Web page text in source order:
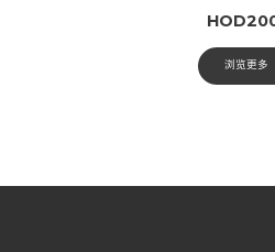
浏览更多